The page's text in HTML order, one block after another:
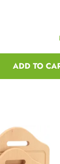
ADD TO